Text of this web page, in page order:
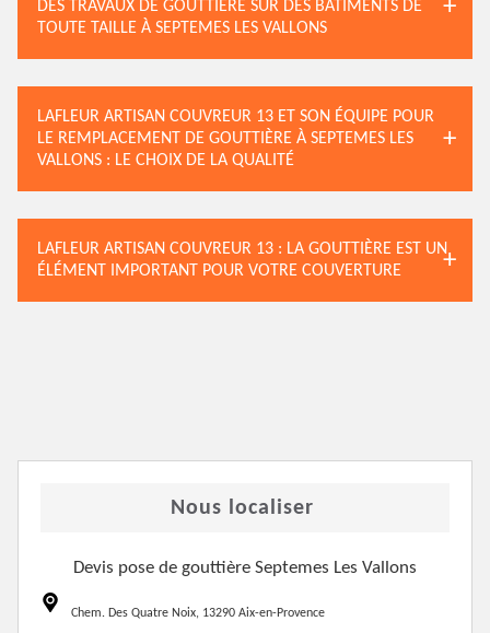
DES TRAVAUX DE GOUTTIÈRE SUR DES BÂTIMENTS DE
TOUTE TAILLE À SEPTEMES LES VALLONS
LAFLEUR ARTISAN COUVREUR 13 ET SON ÉQUIPE POUR
LE REMPLACEMENT DE GOUTTIÈRE À SEPTEMES LES
VALLONS : LE CHOIX DE LA QUALITÉ
LAFLEUR ARTISAN COUVREUR 13 : LA GOUTTIÈRE EST UN
ÉLÉMENT IMPORTANT POUR VOTRE COUVERTURE
Nous localiser
Devis pose de gouttière Septemes Les Vallons
Chem. Des Quatre Noix, 13290 Aix-en-Provence